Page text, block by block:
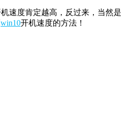
速度肯定越高，反过来，当然
win10开机速度的方法！